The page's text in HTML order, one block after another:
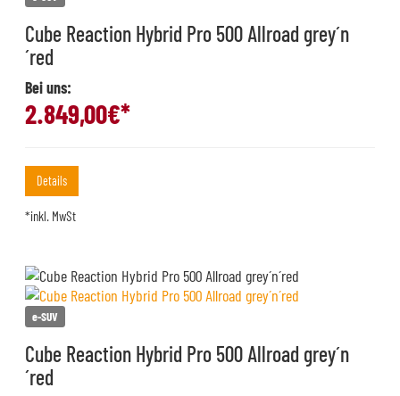
Cube Reaction Hybrid Pro 500 Allroad grey´n
´red
Bei uns:
2.849,00€*
Details
*inkl. MwSt
e-SUV
Cube Reaction Hybrid Pro 500 Allroad grey´n
´red